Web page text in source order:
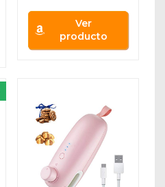
Ver
producto